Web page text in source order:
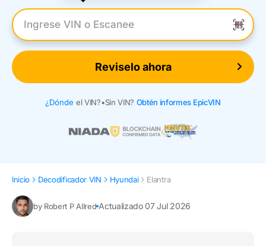
Introduzca el VIN
Reviselo ahora
¿Dónde el VIN?•Sin VIN? Obtén informes EpicVIN
Inicio Decodificador VIN Hyundai Elantra
by Robert P Allred Actualizado 07 Jul 2026